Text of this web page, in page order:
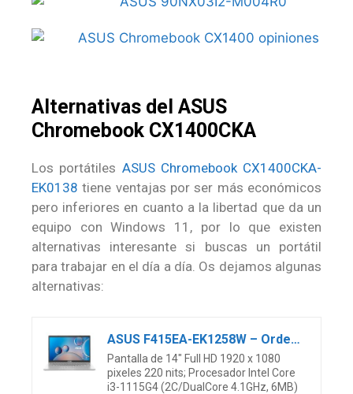
Alternativas del ASUS
Chromebook CX1400CKA
Los portátiles ASUS Chromebook CX1400CKA-
EK0138 tiene ventajas por ser más económicos
pero inferiores en cuanto a la libertad que da un
equipo con Windows 11, por lo que existen
alternativas interesante si buscas un portátil
para trabajar en el día a día. Os dejamos algunas
alternativas:
ASUS F415EA-EK1258W – Ordenador Portátil 14″ Full HD (Intel Core i3-1115G4, 8GB RAM, 256GB SSD, UHD Graphics, Windows 11 S) Color Plata – Teclado QWERTY español
Pantalla de 14″ Full HD 1920 x 1080
pixeles 220 nits; Procesador Intel Core
i3-1115G4 (2C/DualCore 4.1GHz, 6MB)